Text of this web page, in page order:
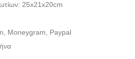
25x21x20cm
Moneygram, Paypal